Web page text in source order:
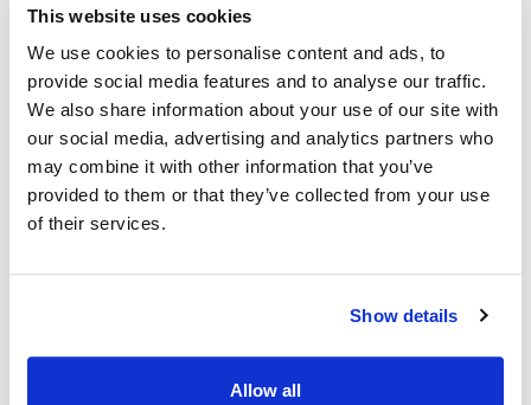
This website uses cookies
We use cookies to personalise content and ads, to
provide social media features and to analyse our traffic.
We also share information about your use of our site with
our social media, advertising and analytics partners who
may combine it with other information that you’ve
provided to them or that they’ve collected from your use
of their services.
Show details
Allow all